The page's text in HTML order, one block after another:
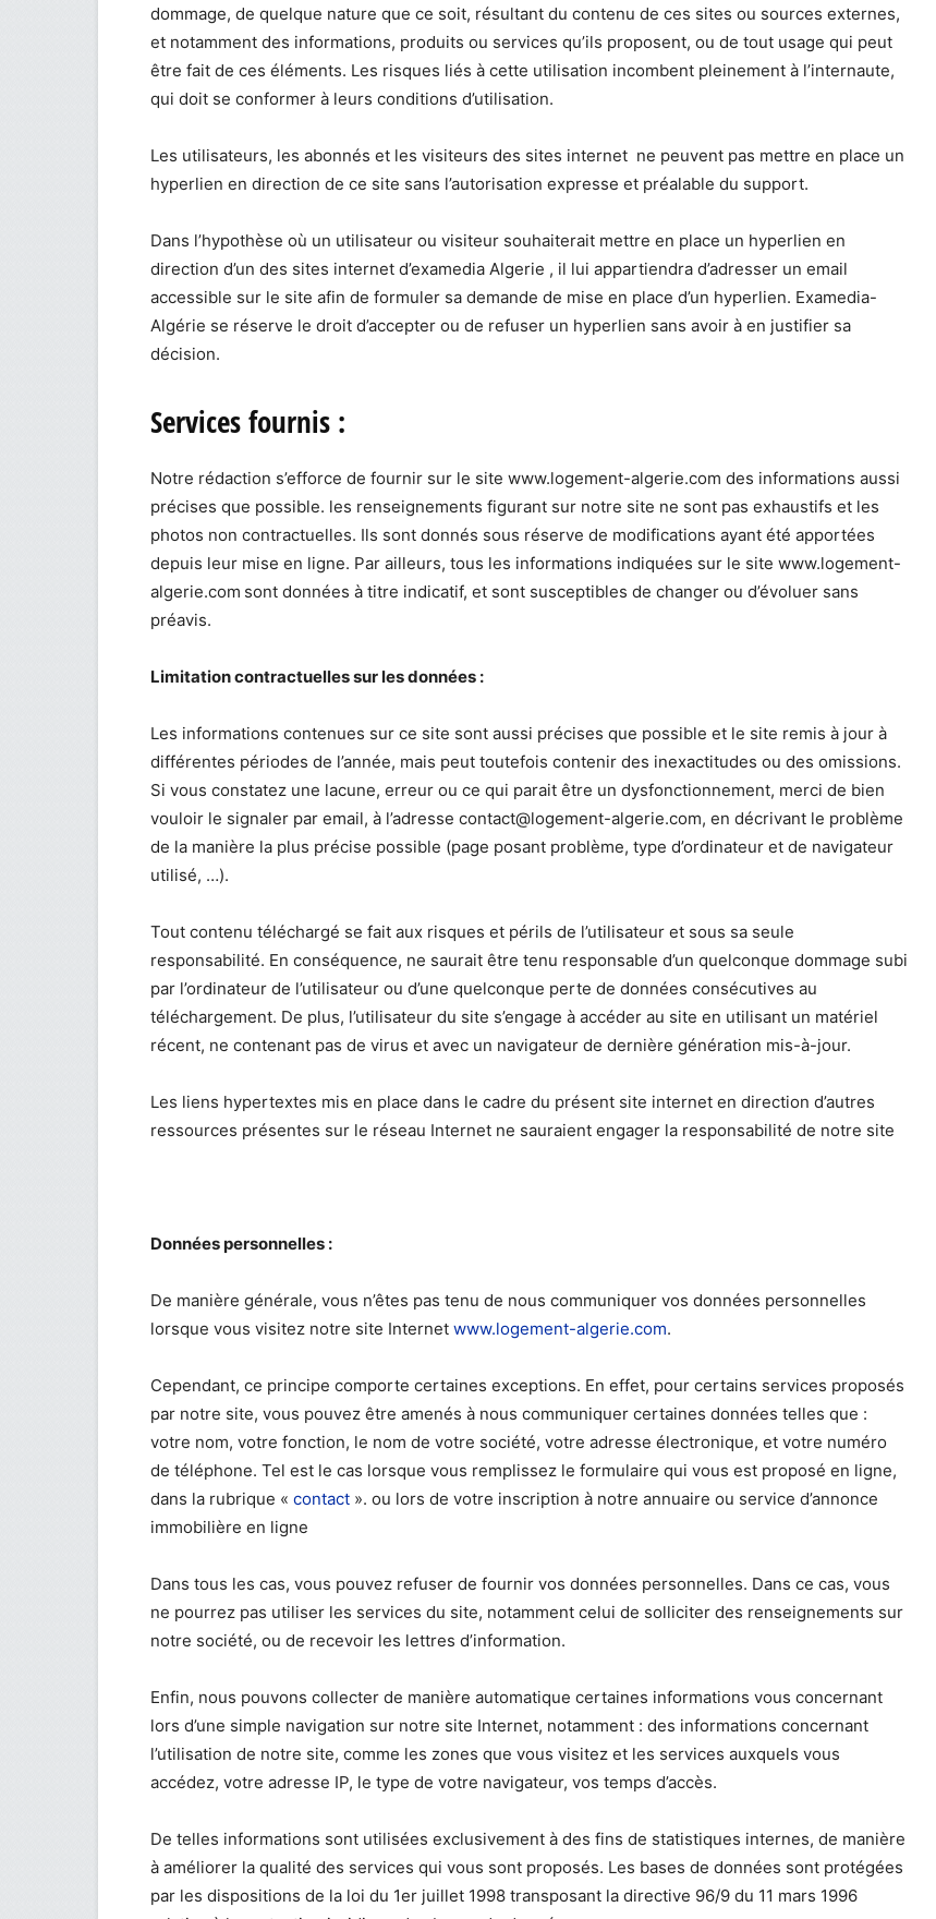
dommage, de quelque nature que ce soit, résultant du contenu de ces sites ou sources externes,
et notamment des informations, produits ou services qu’ils proposent, ou de tout usage qui peut
être fait de ces éléments. Les risques liés à cette utilisation incombent pleinement à l’internaute,
qui doit se conformer à leurs conditions d’utilisation.
Les utilisateurs, les abonnés et les visiteurs des sites internet ne peuvent pas mettre en place un
hyperlien en direction de ce site sans l’autorisation expresse et préalable du support.
Dans l’hypothèse où un utilisateur ou visiteur souhaiterait mettre en place un hyperlien en
direction d’un des sites internet d’examedia Algerie , il lui appartiendra d’adresser un email
accessible sur le site afin de formuler sa demande de mise en place d’un hyperlien. Examedia-
Algérie se réserve le droit d’accepter ou de refuser un hyperlien sans avoir à en justifier sa
décision.
Services fournis :
Notre rédaction s’efforce de fournir sur le site www.logement-algerie.com des informations aussi
précises que possible. les renseignements figurant sur notre site ne sont pas exhaustifs et les
photos non contractuelles. Ils sont donnés sous réserve de modifications ayant été apportées
depuis leur mise en ligne. Par ailleurs, tous les informations indiquées sur le site www.logement-
algerie.com sont données à titre indicatif, et sont susceptibles de changer ou d’évoluer sans
préavis.
Limitation contractuelles sur les données :
Les informations contenues sur ce site sont aussi précises que possible et le site remis à jour à
différentes périodes de l’année, mais peut toutefois contenir des inexactitudes ou des omissions.
Si vous constatez une lacune, erreur ou ce qui parait être un dysfonctionnement, merci de bien
vouloir le signaler par email, à l’adresse contact@logement-algerie.com, en décrivant le problème
de la manière la plus précise possible (page posant problème, type d’ordinateur et de navigateur
utilisé, …).
Tout contenu téléchargé se fait aux risques et périls de l’utilisateur et sous sa seule
responsabilité. En conséquence, ne saurait être tenu responsable d’un quelconque dommage subi
par l’ordinateur de l’utilisateur ou d’une quelconque perte de données consécutives au
téléchargement. De plus, l’utilisateur du site s’engage à accéder au site en utilisant un matériel
récent, ne contenant pas de virus et avec un navigateur de dernière génération mis-à-jour.
Les liens hypertextes mis en place dans le cadre du présent site internet en direction d’autres
ressources présentes sur le réseau Internet ne sauraient engager la responsabilité de notre site
Données personnelles :
De manière générale, vous n’êtes pas tenu de nous communiquer vos données personnelles
lorsque vous visitez notre site Internet www.logement-algerie.com.
Cependant, ce principe comporte certaines exceptions. En effet, pour certains services proposés
par notre site, vous pouvez être amenés à nous communiquer certaines données telles que :
votre nom, votre fonction, le nom de votre société, votre adresse électronique, et votre numéro
de téléphone. Tel est le cas lorsque vous remplissez le formulaire qui vous est proposé en ligne,
dans la rubrique « contact ». ou lors de votre inscription à notre annuaire ou service d’annonce
immobilière en ligne
Dans tous les cas, vous pouvez refuser de fournir vos données personnelles. Dans ce cas, vous
ne pourrez pas utiliser les services du site, notamment celui de solliciter des renseignements sur
notre société, ou de recevoir les lettres d’information.
Enfin, nous pouvons collecter de manière automatique certaines informations vous concernant
lors d’une simple navigation sur notre site Internet, notamment : des informations concernant
l’utilisation de notre site, comme les zones que vous visitez et les services auxquels vous
accédez, votre adresse IP, le type de votre navigateur, vos temps d’accès.
De telles informations sont utilisées exclusivement à des fins de statistiques internes, de manière
à améliorer la qualité des services qui vous sont proposés. Les bases de données sont protégées
par les dispositions de la loi du 1er juillet 1998 transposant la directive 96/9 du 11 mars 1996